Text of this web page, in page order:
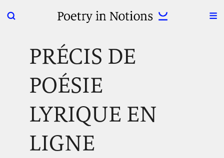
PRÉCIS DE
POÉSIE
LYRIQUE EN
LIGNE